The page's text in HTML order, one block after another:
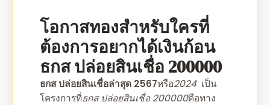
โอกาสทองสำหรับใครที่
ต้องการอยากได้เงินก้อน
ธกส ปล่อยสินเชื่อ 200000
ธกส ปล่อยสินเชื่อล่าสุด 2567หรือ2024 เป็น
โครงการที่ธกส ปล่อยสินเชื่อ 200000คือทาง